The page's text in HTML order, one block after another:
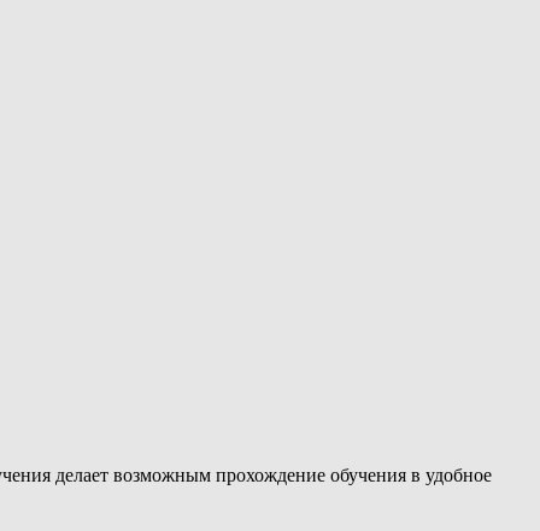
делает возможным прохождение обучения в удобное